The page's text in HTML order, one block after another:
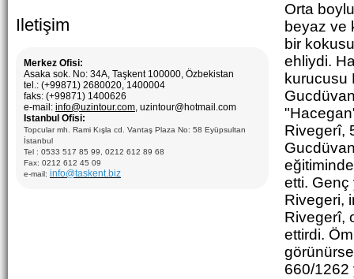
Iletişim
Merkez Ofisi:
Asaka sok. No: 34A, Taşkent 100000, Özbekistan
tel.: (+99871) 2680020, 1400004
faks: (+99871) 1400626
e-mail: info@uzintour.com, uzintour@hotmail.com
Istanbul Ofisi:
Topcular mh. Rami Kışla cd. Vantaş Plaza No: 58 Eyüpsultan
İstanbul
Tel : 0533 517 85 99, 0212 612 89 68
Fax: 0212 612 45 09
e-mail: info@taskent.biz
Orta
beyaz ve
bir
ehliydi.
kurucusu
Rivegerî,
etti. Genç
Rivegeri,
Rivegerî,
ettirdi.
660/1262